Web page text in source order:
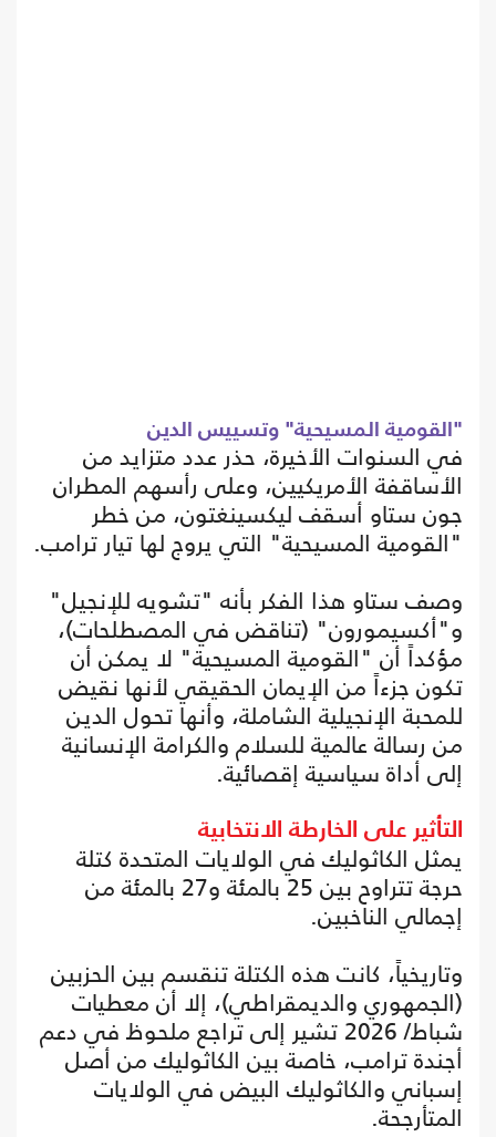
"القومية المسيحية" وتسييس الدين
في السنوات الأخيرة، حذر عدد متزايد من
الأساقفة الأمريكيين، وعلى رأسهم المطران
جون ستاو أسقف ليكسينغتون، من خطر
"القومية المسيحية" التي يروج لها تيار ترامب.
وصف ستاو هذا الفكر بأنه "تشويه للإنجيل"
و"أكسيمورون" (تناقض في المصطلحات)،
مؤكداً أن "القومية المسيحية" لا يمكن أن
تكون جزءاً من الإيمان الحقيقي لأنها نقيض
للمحبة الإنجيلية الشاملة، وأنها تحول الدين
من رسالة عالمية للسلام والكرامة الإنسانية
إلى أداة سياسية إقصائية.
التأثير على الخارطة الانتخابية
يمثل الكاثوليك في الولايات المتحدة كتلة
حرجة تتراوح بين 25 بالمئة و27 بالمئة من
إجمالي الناخبين.
وتاريخياً، كانت هذه الكتلة تنقسم بين الحزبين
(الجمهوري والديمقراطي)، إلا أن معطيات
شباط/ 2026 تشير إلى تراجع ملحوظ في دعم
أجندة ترامب، خاصة بين الكاثوليك من أصل
إسباني والكاثوليك البيض في الولايات
المتأرجحة.